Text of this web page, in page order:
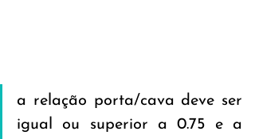
a relação porta/cava deve ser
igual ou superior a 0.75 e a